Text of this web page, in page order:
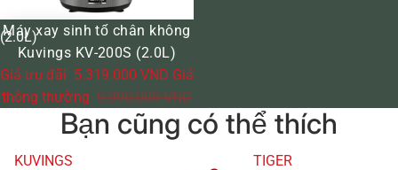
(2.0L)
GIẢM GIÁ
Máy xay sinh tố chân không
Kuvings KV-200S (2.0L)
Giá ưu đãi 5.319.000 VND Giá
thông thường 9.990.000 VND
Bạn cũng có thể thích
KUVINGS TIGER